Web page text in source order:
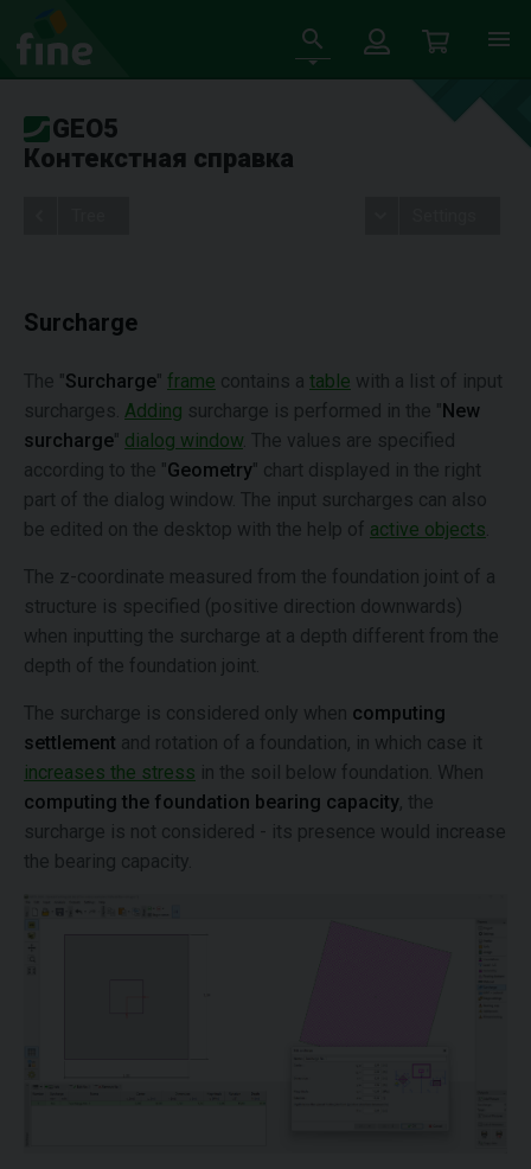
GEO5
Контекстная справка
Surcharge
The "Surcharge" frame contains a table with a list of input
surcharges. Adding surcharge is performed in the "New
surcharge" dialog window . The values are specified
according to the "Geometry" chart displayed in the right
part of the dialog window. The input surcharges can also
be edited on the desktop with the help of active objects
The z-coordinate measured from the foundation joint of a
structure is specified (positive direction downwards)
when inputting the surcharge at a depth different from the
depth of the foundation joint.
The surcharge is considered only when computing
settlement and rotation of a foundation, in which case it
increases the stress in the soil below foundation. When
computing the foundation bearing capacity, the
surcharge is not considered - its presence would increase
the bearing capacity.